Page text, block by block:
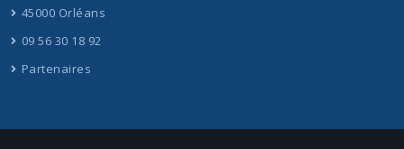
45000 Orléans
09 56 30 18 92
Partenaires